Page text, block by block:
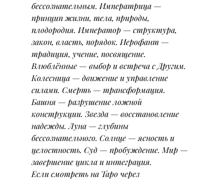
бессознательным. Императрица —
принцип жизни, тела, природы,
плодородия. Император — структура,
закон, власть, порядок. Иерофант —
традиция, учение, посвящение.
Влюблённые — выбор и встреча с Другим.
Колесница — движение и управление
силами. Смерть — трансформация.
Башня — разрушение ложной
конструкции. Звезда — восстановление
надежды. Луна — глубины
бессознательного. Солнце — ясность и
целостность. Суд — пробуждение. Мир —
завершение цикла и интеграция.
Если смотреть на Таро через